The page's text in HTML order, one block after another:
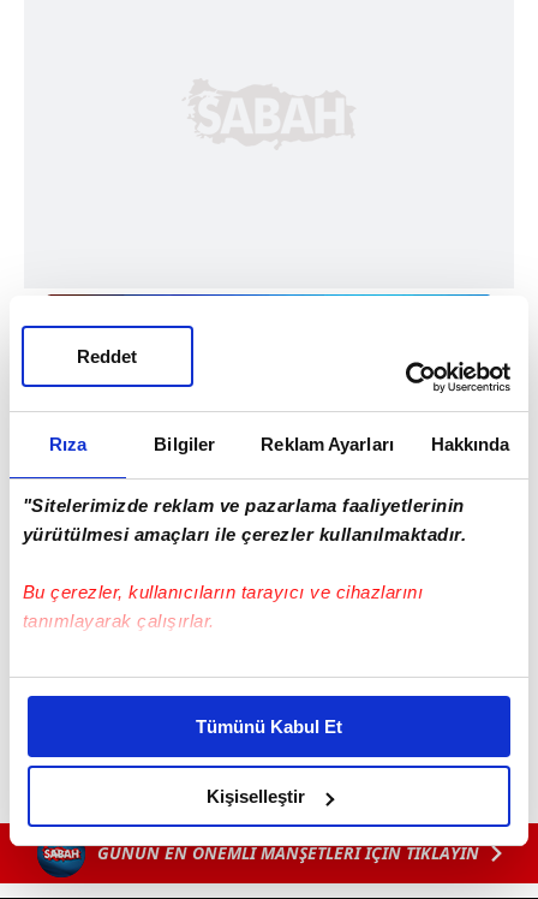
Rıza Bilgiler Reklam Ayarları Hakkında
"Sitelerimizde reklam ve pazarlama faaliyetlerinin
yürütülmesi amaçları ile çerezler kullanılmaktadır.
Bu çerezler, kullanıcıların tarayıcı ve cihazlarını
tanımlayarak çalışırlar.
Bu çerezlere izin vermeniz halinde sizlere özel
daha iyi reklam deneyimi yaşatabiliriz. Bunu yaparken
amacımızın size daha iyi bir reklam deneyimi sunmak
olduğunu ve sizlere en iyi içerikleri sunabilmek adına
elimizden gelen çabayı gösterdiğimizi ve bu noktada,
reklamların maliyetlerimizi karşılamak noktasında tek gelir
kalemimiz olduğunu sizlere hatırlatmak isteriz.
Tümünü Kabul Et
Kişiselleştir
Reddet
Haber Girişi
GÜNÜN EN ÖNEMLİ MANŞETLERİ İÇİN TIKLAYIN